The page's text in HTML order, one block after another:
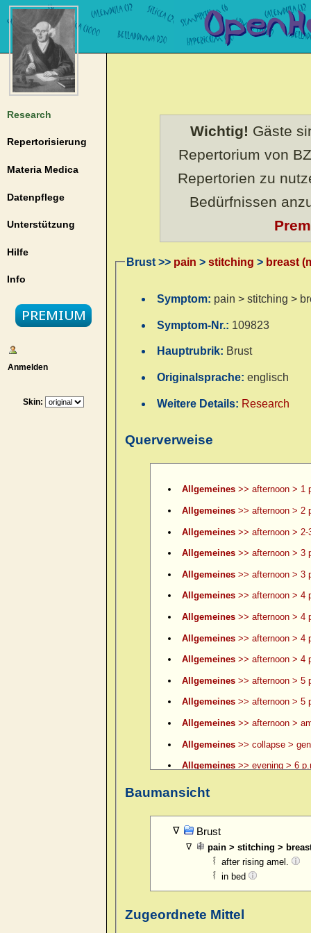
Research
Repertorisierung
Materia Medica
Datenpflege
Unterstützung
Hilfe
Info
Anmelden
Skin:
Wichtig! Gäste
Repertorium von
Repertorien zu
Bedürfnissen
Brust >> pain > stitching > breast
Symptom: pain > stitching >
Symptom-Nr.: 109823
Hauptrubrik: Brust
Originalsprache:englisch
Weitere Details: Research
Querverweise
Allgemeines>> afternoon > 1
Allgemeines>> afternoon > 2
Allgemeines>> afternoon > 2-
Allgemeines>> afternoon > 3
Allgemeines>> afternoon > 3
Allgemeines>> afternoon > 4
Allgemeines>> afternoon > 4
Allgemeines>> afternoon > 4
Allgemeines>> afternoon > 4
Allgemeines>> afternoon > 5
Allgemeines>> afternoon > 5
Allgemeines>> afternoon >
Allgemeines>> collapse >
Allgemeines>> evening > 6
Allgemeines
Allgemeines
Allgemeines >> evening > 9
Allgemeines >> evening >
Allgemeines>> evening >
Allgemeines>> evening >
Baumansicht
Brust
pain > stitching >
after rising amel.
in bed
Zugeordnete Mittel